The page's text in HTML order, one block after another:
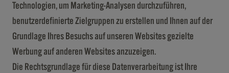
Technologien, um Marketing-Analysen durchzuführen,
benutzerdefinierte Zielgruppen zu erstellen und Ihnen auf der
Grundlage Ihres Besuchs auf unseren Websites gezielte
Werbung auf anderen Websites anzuzeigen.
Die Rechtsgrundlage für diese Datenverarbeitung ist Ihre